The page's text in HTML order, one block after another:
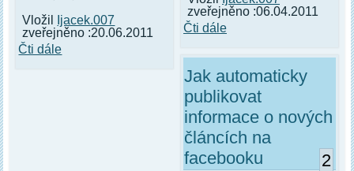
Vložil
Ijacek.007
zveřejněno :20.06.2011
Čti dále
zveřejněno :06.04.2011
Čti dále
Jak automaticky
publikovat
informace o nových
článcích na
facebooku
2